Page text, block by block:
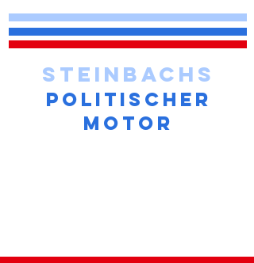
STEINBACHS
POLITISCHER
MOTOR